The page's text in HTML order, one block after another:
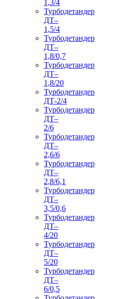
1,3/4
Турбодетандер
ДТ–
1,5/4
Турбодетандер
ДТ–
1,8/0,7
Турбодетандер
ДТ–
1,8/20
Турбодетандер
ДТ-2/4
Турбодетандер
ДТ–
2/6
Турбодетандер
ДТ–
2,6/6
Турбодетандер
ДТ–
2,8/6,1
Турбодетандер
ДТ–
3,5/0,6
Турбодетандер
ДТ–
4/20
Турбодетандер
ДТ–
5/20
Турбодетандер
ДТ–
6/0,5